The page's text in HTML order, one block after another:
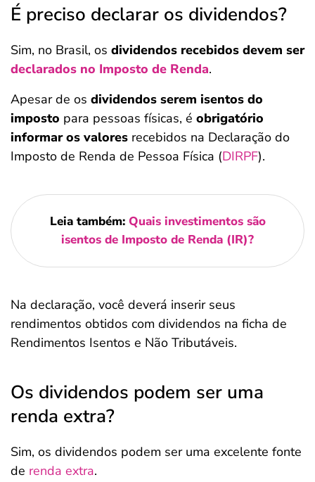
É preciso declarar os dividendos?
Sim, no Brasil, os dividendos recebidos devem ser
declarados no Imposto de Renda.
Apesar de os dividendos serem isentos do
imposto para pessoas físicas, é obrigatório
informar os valores recebidos na Declaração do
Imposto de Renda de Pessoa Física (DIRPF).
Leia também: Quais investimentos são
isentos de Imposto de Renda (IR)?
Na declaração, você deverá inserir seus
rendimentos obtidos com dividendos na ficha de
Rendimentos Isentos e Não Tributáveis.
Os dividendos podem ser uma
renda extra?
Sim, os dividendos podem ser uma excelente fonte
de renda extra.